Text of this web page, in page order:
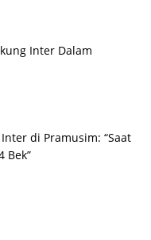
Inter Dalam
di Pramusim: “Saat
Bek”